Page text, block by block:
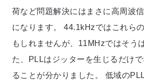
荷など問題解決にはまさに高周波
になります。 44.1kHzではこれら
もしれませんが、11MHzではそう
た、PLLはジッターを生じるだけ
ることが分かりました。 低域の